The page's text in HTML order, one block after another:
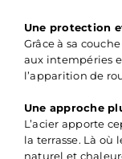
Une protection
Grâce à sa
aux intempéries
l’apparition de
Une approche
L’acier apporte
la terrasse. Là où
naturel et